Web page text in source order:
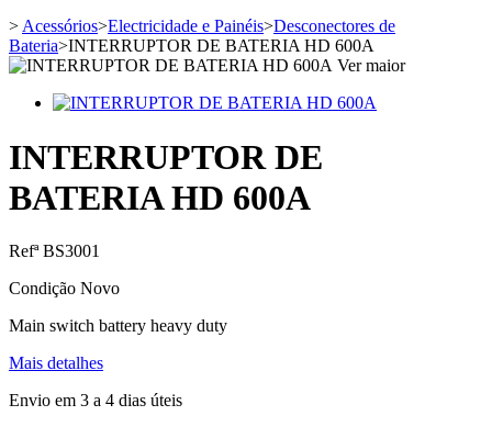
>Acessórios>Electricidade e Painéis>Desconectores de
Bateria>INTERRUPTOR DE BATERIA HD 600A
Ver maior
INTERRUPTOR DE
BATERIA HD 600A
RefªBS3001
Condição Novo
Main switch battery heavy duty
Mais detalhes
Envio em 3 a 4 dias úteis